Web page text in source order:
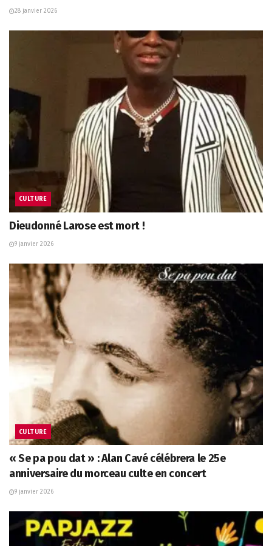
28 janvier 2026
CULTURE
Dieudonné Larose est mort !
9 janvier 2026
CULTURE
« Se pa pou dat » : Alan Cavé célébrera le 25e
anniversaire du morceau culte en concert
9 janvier 2026